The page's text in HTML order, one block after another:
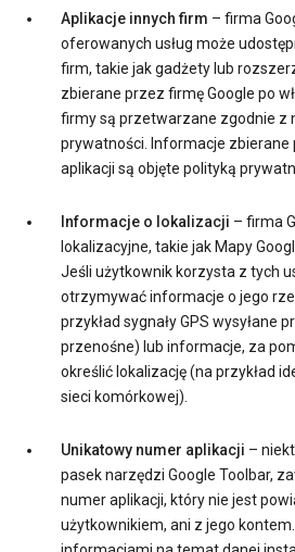
Aplikacje innych firm – firma
oferowanych usług może
firm, takie jak gadżety lub
zbierane przez firmę Google po
firmy są przetwarzane zgodnie z
prywatności. Informacje zbierane
aplikacji są objęte polityką
Informacje o lokalizacji – firma
lokalizacyjne, takie jak Mapy
Jeśli użytkownik korzysta z tych
otrzymywać informacje o jego
przykład sygnały GPS wysyłane
przenośne) lub informacje, za
określić lokalizację (na przykład
sieci komórkowej).
Unikatowy numer aplikacji –
pasek narzędzi Google Toolbar,
numer aplikacji, który nie jest
użytkownikiem, ani z jego